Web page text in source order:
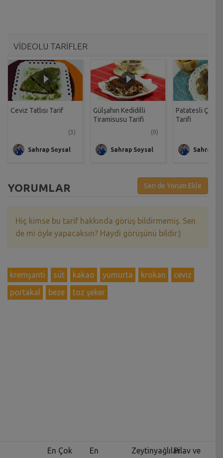
VİDEOLU TARİFLER
Ceviz Tatlısı Tarif
(3)
Sahrap Soysal
Gülşahın Kedidilli
Tiramisusu Tarifi
(0)
Sahrap Soysal
Patatesli Çıtır
Tarifi
Sahrap
YORUMLAR Sen de Yorum Ekle
Hiç kimse bu tarif hakkında görüş bildirmemiş. Sen
de mi öyle yapacaksın? Haydi görüşünü bildir:)
kremşanti süt kakao yumurta krokan
ceviz
portakal
beze toz şeker
En Çok
En
ZeytinyağlılarPilav ve